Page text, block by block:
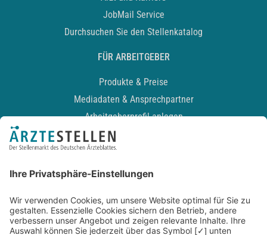
JobMail Service
Durchsuchen Sie den Stellenkatalog
FÜR ARBEITGEBER
Produkte & Preise
Mediadaten & Ansprechpartner
Arbeitgeberprofil anlegen
Recruiting-Podcast
Kontakt
Datenschutz